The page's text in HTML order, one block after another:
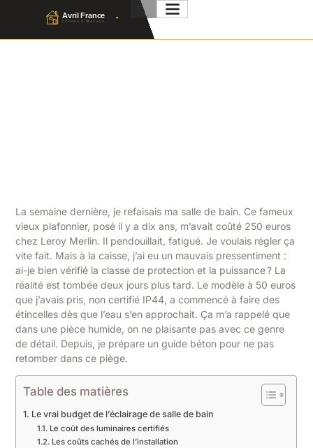
La semaine dernière, je refaisais ma salle de bain. Ce fameux
vieux plafonnier, posé il y a dix ans, m’avait coûté 250 euros
chez Leroy Merlin. Il pendouillait, fatigué. Je voulais régler ça
vite fait. Mais à la caisse, j’ai eu un mauvais pressentiment :
ai-je bien vérifié la classe de protection et la puissance ? La
réalité est tombée deux jours plus tard. Le modèle à 50 euros
que j’avais pris, non certifié IP44, a commencé à faire des
étincelles dès que l’eau s’en approchait. Ça m’a rappelé que
dans une pièce humide, on ne plaisante pas avec ce genre
de détail. Depuis, je prépare un guide béton pour ne pas
retomber dans ce piège.
Table des matières
Le vrai budget de l’éclairage de salle de bain
Le coût des luminaires certifiés
Les coûts cachés de l’installation